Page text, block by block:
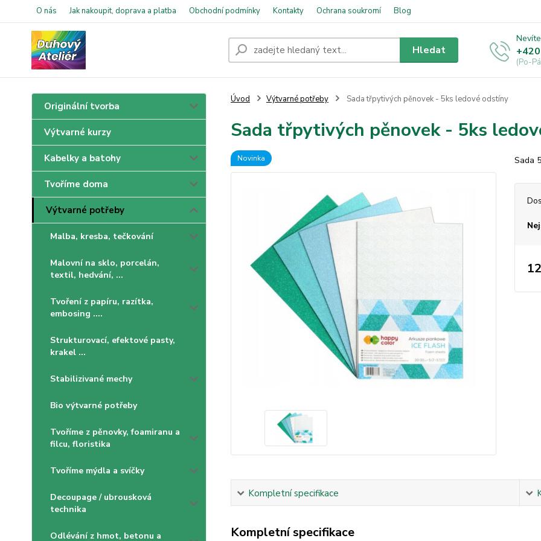
O nás Jak nakoupit, doprava a platba Obchodní podmínky Kontakty Ochrana soukromí Blog
Hledat
(Po-
Originální tvorba
Výtvarné kurzy
Kabelky a batohy
Tvoříme doma
Výtvarné potřeby
Malba, kresba, tečkování
Malovní na sklo, porcelán,
textil, hedvání, ...
Tvoření z papíru, razítka,
embosing ....
Strukturovací, efektové pasty,
krakel ...
Stabilizivané mechy
Bio výtvarné potřeby
Tvoříme z pěnovky, foamiranu a
filcu, floristika
Tvoříme mýdla a svíčky
Decoupage / ubrousková
technika
Odlévání z hmot, betonu a
Úvod Výtvarné potřeby Sada třpytivých pěnovek - 5ks ledové odstíny
Sada třpytivých pěnovek - 5ks
Novinka Sada
Kompletní specifikace
Kompletní specifikace